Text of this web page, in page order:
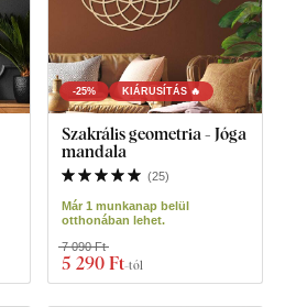
-25% KIÁRUSÍTÁS 🔥
Szakrális geometria - Jóga
mandala
(25)
Már 1 munkanap belül
otthonában lehet.
5 290 Ft-tól
7 090 Ft